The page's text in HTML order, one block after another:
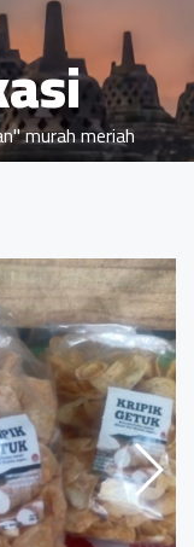
murah meriah